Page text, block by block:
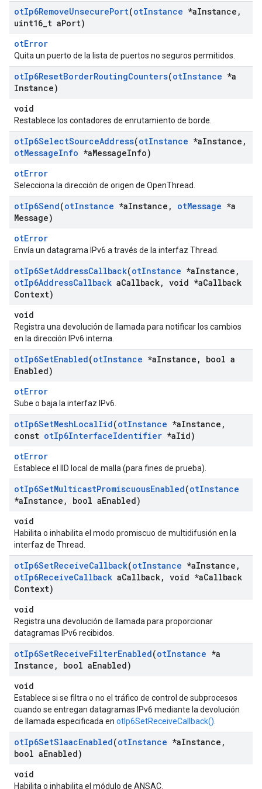
otIp6RemoveUnsecurePort(otInstance *aInstance ,
uint16 t aPort)
otError
Quita un puerto de la lista de puertos no seguros permitidos.
otIp6ResetBorderRoutingCounters(otInstance *a
Instance)
void
Restablece los contadores de enrutamiento de borde.
otIp6SelectSourceAddress(otInstance *aInstance ,
otMessageInfo *aMessageInfo)
otError
Selecciona la dirección de origen de OpenThread.
otIp6Send(otInstance *aInstance , otMessage *a
Message)
otError
Envía un datagrama IPv6 a través de la interfaz Thread.
otIp6SetAddressCallback(otInstance *aInstance ,
otIp6AddressCallback aCallback, void *aCallback
Context)
void
Registra una devolución de llamada para notificar los cambios
en la dirección IPv6 interna.
otIp6SetEnabled(otInstance *aInstance ,
bool a
Enabled)
otError
Sube o baja la interfaz IPv6.
otIp6SetMeshLocalIid(otInstance *aInstance ,
const otIp6InterfaceIdentifier *aIid)
otError
Establece el IID local de malla (para fines de prueba).
otIp6SetMulticastPromiscuousEnabled(otInstance
*aInstance , bool aEnabled)
void
Habilita o inhabilita el modo promiscuo de multidifusión en la
interfaz de Thread.
otIp6SetReceiveCallback(otInstance *aInstance ,
otIp6ReceiveCallback aCallback, void *aCallback
Context)
void
Registra una devolución de llamada para proporcionar
datagramas IPv6 recibidos.
otIp6SetReceiveFilterEnabled(otInstance *a
Instance , bool aEnabled)
void
Establece si se filtra o no el tráfico de control de subprocesos
cuando se entregan datagramas IPv6 mediante la devolución
de llamada especificada en otIp6SetReceiveCallback()
otIp6SetSlaacEnabled(otInstance *aInstance ,
bool aEnabled)
void
Habilita o inhabilita el módulo de ANSAC.